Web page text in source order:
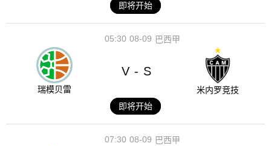
即将开始
08-09
05:30 巴西甲
瑞模贝雷
V - S
米内罗竞技
即将开始
08-09
07:30 巴西甲